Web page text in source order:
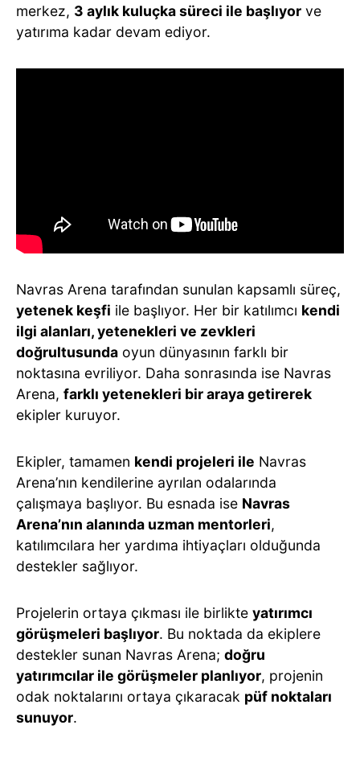
merkez, 3 aylık kuluçka süreci ile başlıyor ve
yatırıma kadar devam ediyor.
Navras Arena tarafından sunulan kapsamlı süreç,
yetenek keşfi ile başlıyor. Her bir katılımcı kendi
ilgi alanları, yetenekleri ve zevkleri
doğrultusunda oyun dünyasının farklı bir
noktasına evriliyor. Daha sonrasında ise Navras
Arena, farklı yetenekleri bir araya getirerek
ekipler kuruyor.
Ekipler, tamamen kendi projeleri ile Navras
Arena’nın kendilerine ayrılan odalarında
çalışmaya başlıyor. Bu esnada ise Navras
Arena’nın alanında uzman mentorleri,
katılımcılara her yardıma ihtiyaçları olduğunda
destekler sağlıyor.
Projelerin ortaya çıkması ile birlikte yatırımcı
görüşmeleri başlıyor. Bu noktada da ekiplere
destekler sunan Navras Arena; doğru
yatırımcılar ile görüşmeler planlıyor, projenin
odak noktalarını ortaya çıkaracak püf noktaları
sunuyor.